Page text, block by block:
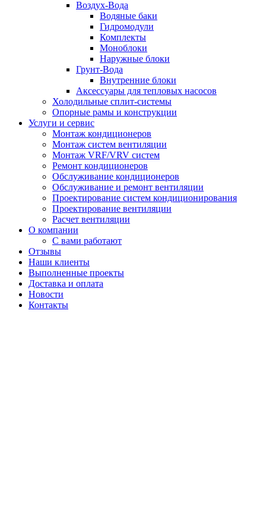
Воздух-Вода
Водяные баки
Гидромодули
Комплекты
Моноблоки
Наружные блоки
Грунт-Вода
Внутренние блоки
Аксессуары для тепловых насосов
Холодильные сплит-системы
Опорные рамы и конструкции
Услуги и сервис
Монтаж кондиционеров
Монтаж систем вентиляции
Монтаж VRF/VRV систем
Ремонт кондиционеров
Обслуживание кондиционеров
Обслуживание и ремонт вентиляции
Проектирование систем кондиционирования
Проектирование вентиляции
Расчет вентиляции
О компании
С вами работают
Отзывы
Наши клиенты
Выполненные проекты
Доставка и оплата
Новости
Контакты